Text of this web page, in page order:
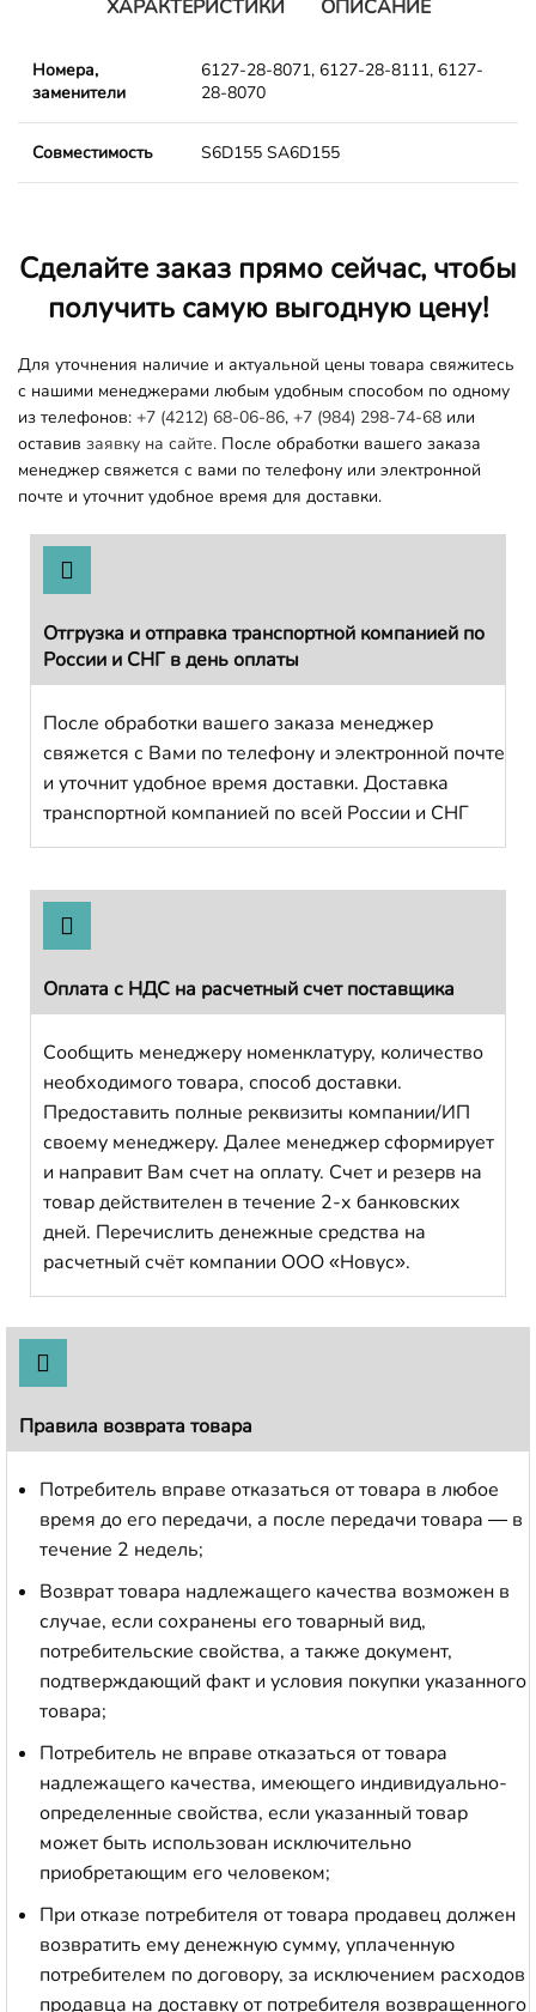
ХАРАКТЕРИСТИКИ ОПИСАНИЕ
Номера,
заменители
6127-28-8071, 6127-28-8111, 6127-
28-8070
Совместимость S6D155 SA6D155
Сделайте заказ прямо сейчас, чтобы
получить самую выгодную цену!
Для уточнения наличие и актуальной цены товара свяжитесь
с нашими менеджерами любым удобным способом по одному
из телефонов: +7 (4212) 68-06-86, +7 (984) 298-74-68 или
оставив заявку на сайте. После обработки вашего заказа
менеджер свяжется с вами по телефону или электронной
почте и уточнит удобное время для доставки.
Отгрузка и отправка транспортной компанией по
России и СНГ в день оплаты
После обработки вашего заказа менеджер
свяжется с Вами по телефону и электронной почте
и уточнит удобное время доставки. Доставка
транспортной компанией по всей России и СНГ
Оплата с НДС на расчетный счет поставщика
Сообщить менеджеру номенклатуру, количество
необходимого товара, способ доставки.
Предоставить полные реквизиты компании/ИП
своему менеджеру. Далее менеджер сформирует
и направит Вам счет на оплату. Счет и резерв на
товар действителен в течение 2-х банковских
дней. Перечислить денежные средства на
расчетный счёт компании ООО «Новус».
Правила возврата товара
Потребитель вправе отказаться от товара в любое
время до его передачи, а после передачи товара — в
течение 2 недель;
Возврат товара надлежащего качества возможен в
случае, если сохранены его товарный вид,
потребительские свойства, а также документ,
подтверждающий факт и условия покупки указанного
товара;
Потребитель не вправе отказаться от товара
надлежащего качества, имеющего индивидуально-
определенные свойства, если указанный товар
может быть использован исключительно
приобретающим его человеком;
При отказе потребителя от товара продавец должен
возвратить ему денежную сумму, уплаченную
потребителем по договору, за исключением расходов
продавца на доставку от потребителя возвращенного